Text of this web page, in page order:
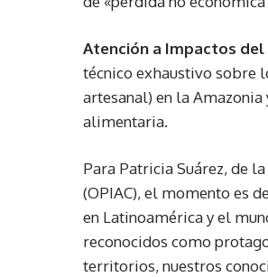
Atención a Impactos del
técnico exhaustivo sobre
artesanal) en la
alimentaria.
Para Patricia Suárez, de
(OPIAC), el momento es
en Latinoamérica y el
reconocidos como
territorios, nuestros